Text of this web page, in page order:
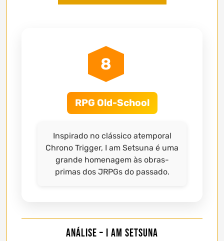
8
RPG Old-School
Inspirado no clássico atemporal
Chrono Trigger, I am Setsuna é uma
grande homenagem às obras-
primas dos JRPGs do passado.
Análise – I am Setsuna